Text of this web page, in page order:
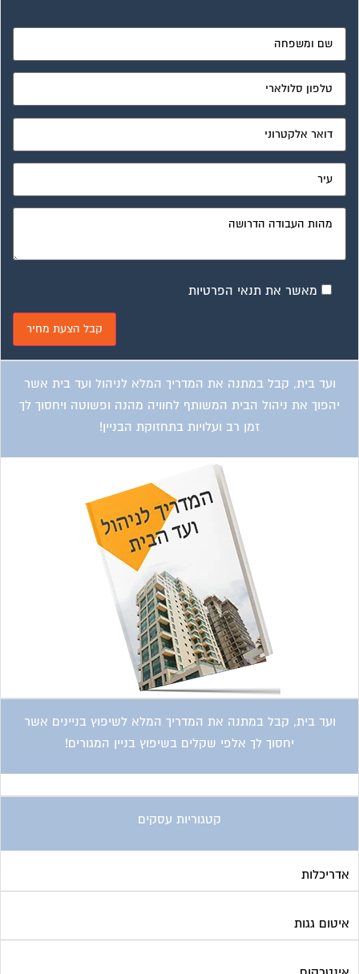
מאשר את תנאי הפרטיות
ועד בית, קבל במתנה את המדריך המלא לניהול ועד בית אשר
יהפוך את ניהול הבית המשותף לחוויה מהנה ופשוטה ויחסוך לך
זמן רב ועלויות בתחזוקת הבניין!
ועד בית, קבל במתנה את המדריך המלא לשיפוץ בניינים אשר
יחסוך לך אלפי שקלים בשיפוץ בניין המגורים!
קטגוריות עסקים
אדריכלות
איטום גגות